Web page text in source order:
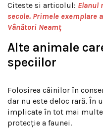
Citeste si articolul: Elanul
secole. Primele exemplare
Vânători Neamț
Alte animale
speciilor
Folosirea câinilor în
dar nu este deloc rară. În
implicate în tot mai
protecție a faunei.